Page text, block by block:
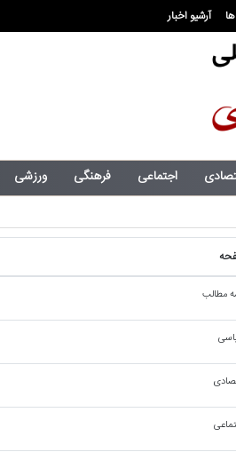
آرشیو اخبار
اجتماعی فرهنگی ورزشی
مطالب